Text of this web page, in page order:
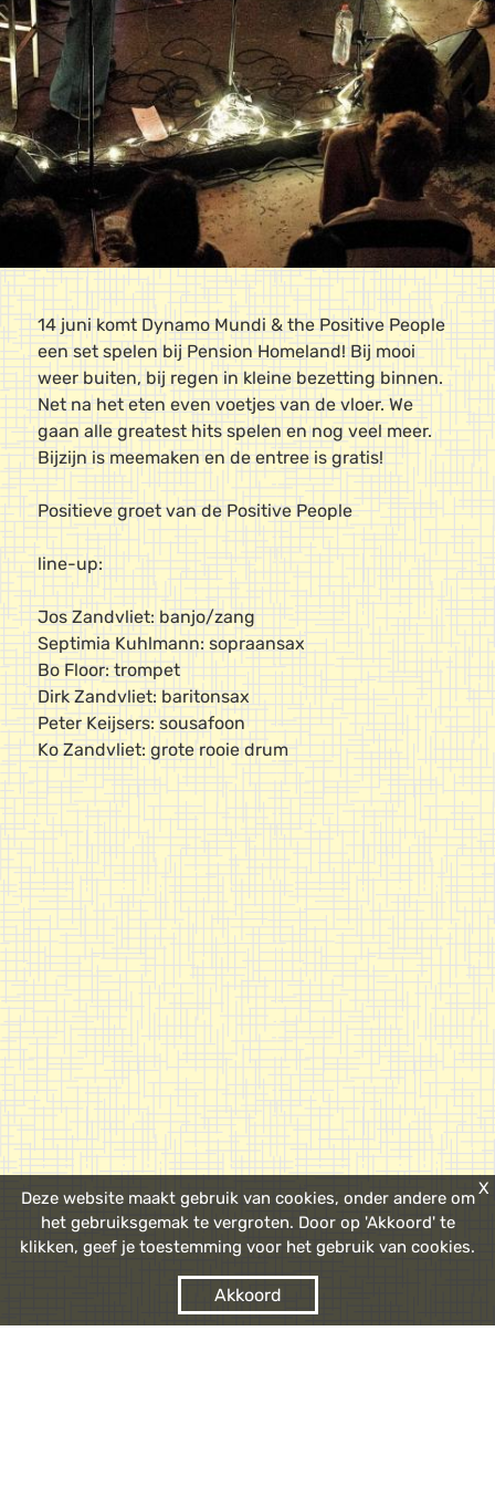
14 juni komt Dynamo Mundi & the Positive People
een set spelen bij Pension Homeland! Bij mooi
weer buiten, bij regen in kleine bezetting binnen.
Net na het eten even voetjes van de vloer. We
gaan alle greatest hits spelen en nog veel meer.
Bijzijn is meemaken en de entree is gratis!
Positieve groet van de Positive People
line-up:
Jos Zandvliet: banjo/zang
Septimia Kuhlmann: sopraansax
Bo Floor: trompet
Dirk Zandvliet: baritonsax
Peter Keijsers: sousafoon
Ko Zandvliet: grote rooie drum
Deze website maakt gebruik van cookies, onder andere om
het gebruiksgemak te vergroten. Door op 'Akkoord' te
klikken, geef je toestemming voor het gebruik van cookies.
Akkoord
X